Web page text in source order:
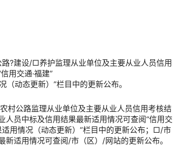
路?建设/□养护监理从业单位及主要从业人员信用
用交通·福建”
动态更新）”栏目中的更新公布。
村公路监理从业单位及主要从业人员信用考核结
员中标及信用结果最新适用情况可查阅“信用交
情况（动态更新）”栏目中的更新公布； □/市
新适用情况可查阅/市（区） /网站的更新公布。